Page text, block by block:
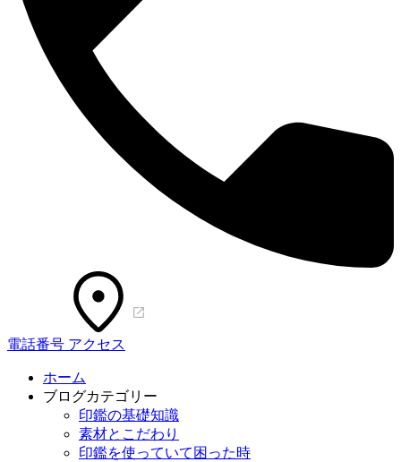
電話番号 アクセス
ホーム
ブログカテゴリー
印鑑の基礎知識
素材とこだわり
印鑑を使っていて困った時